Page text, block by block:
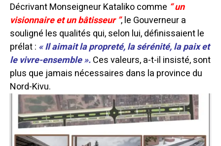
Décrivant Monseigneur Kataliko comme “ un
visionnaire et un bâtisseur ”, le Gouverneur a
souligné les qualités qui, selon lui, définissaient le
prélat : « Il aimait la propreté, la sérénité, la paix et
le vivre-ensemble ».Ces valeurs, a-t-il insisté, sont
plus que jamais nécessaires dans la province du
Nord-Kivu.